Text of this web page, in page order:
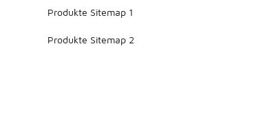
Produkte Sitemap 1
Produkte Sitemap 2